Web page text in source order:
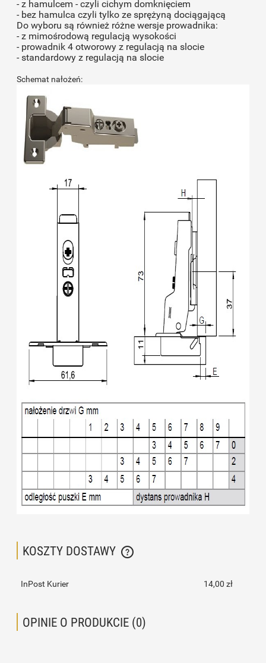
- z hamulcem - czyli cichym domknięciem
- bez hamulca czyli tylko ze sprężyną dociągającą
Do wyboru są również różne wersje prowadnika:
- z mimośrodową regulacją wysokości
- prowadnik 4 otworowy z regulacją na slocie
- standardowy z regulacją na slocie
Schemat nałożeń:
KOSZTY DOSTAWY
CENA NIE ZAWIERA EWENTUALNYCH KOSZTÓW PŁATNOŚCI
InPost Kurier 14,00 zł
OPINIE O PRODUKCIE (0)